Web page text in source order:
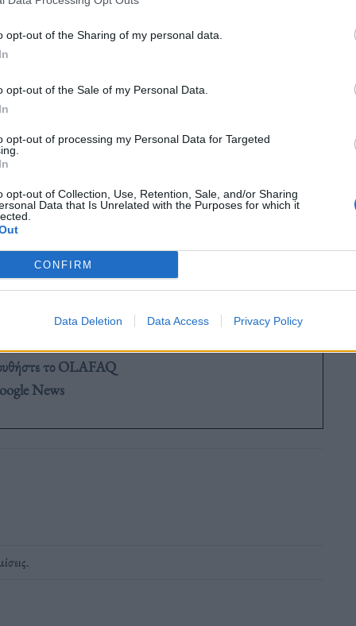
opt-out of the Sharing of my personal data.
opt-out of the Sale of my Personal Data.
opt-out of processing my Personal Data for Targeted
opt-out of Collection, Use, Retention, Sale, and/or Sharing
Data that Is Unrelated with the Purposes for which it
CONFIRM
Data Deletion Data Access Privacy Policy
των οχημάτων στην οδό Πανεπιστημίου
από Σοφοκλέους και στην Πειραιώς από
το OLAFAQ
News
.